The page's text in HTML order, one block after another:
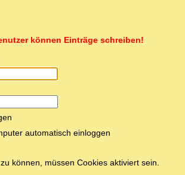
können Einträge schreiben!
automatisch einloggen
können, müssen Cookies aktiviert sein.